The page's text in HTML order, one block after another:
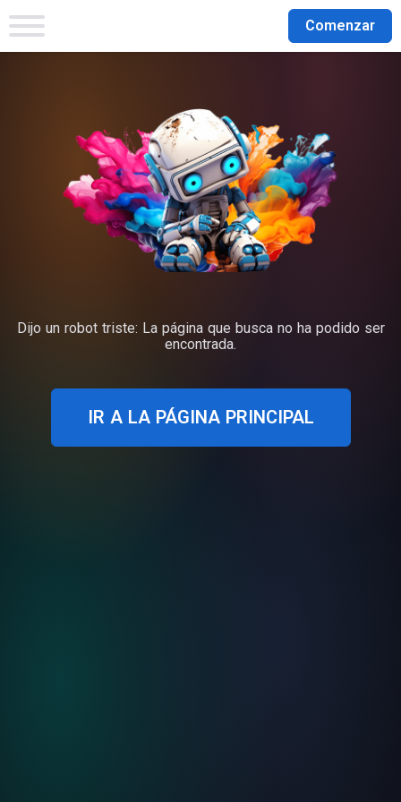
Comenzar
Dijo un robot triste: La página que busca no ha podido ser
encontrada.
IR A LA PÁGINA PRINCIPAL